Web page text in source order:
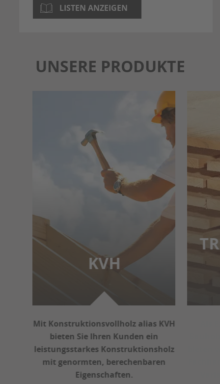
LISTEN ANZEIGEN
UNSERE PRODUKTE
TROCKENWARE
SÄGERAU
Als Experten für zuverlässiges
Bauholz zum wirtschaftlichen Preis
bieten wir unseren Kunden aus dem
Fachhandel eine riesige Auswahl an
Varianten und Abmessungen.